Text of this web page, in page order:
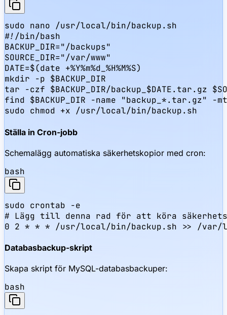
sudo nano /usr/local/bin/backup.sh
#!/bin/bash
BACKUP_DIR="/backups"
SOURCE_DIR="/var/www"
DATE=$(date +%Y%m%d_%H%M%S)
mkdir -p $BACKUP_DIR
tar -czf $BACKUP_DIR/backup_$DATE.tar.gz
find $BACKUP_DIR -name "backup_*.tar.gz" -
sudo chmod +x /usr/local/bin/backup.sh
Ställa in Cron-jobb
Schemalägg automatiska säkerhetskopior med cron:
bash
sudo crontab -e
# Lägg till denna rad för att köra
0 2 * * * /usr/local/bin/backup.sh >> /var/
Databasbackup-skript
Skapa skript för MySQL-databasbackuper:
bash